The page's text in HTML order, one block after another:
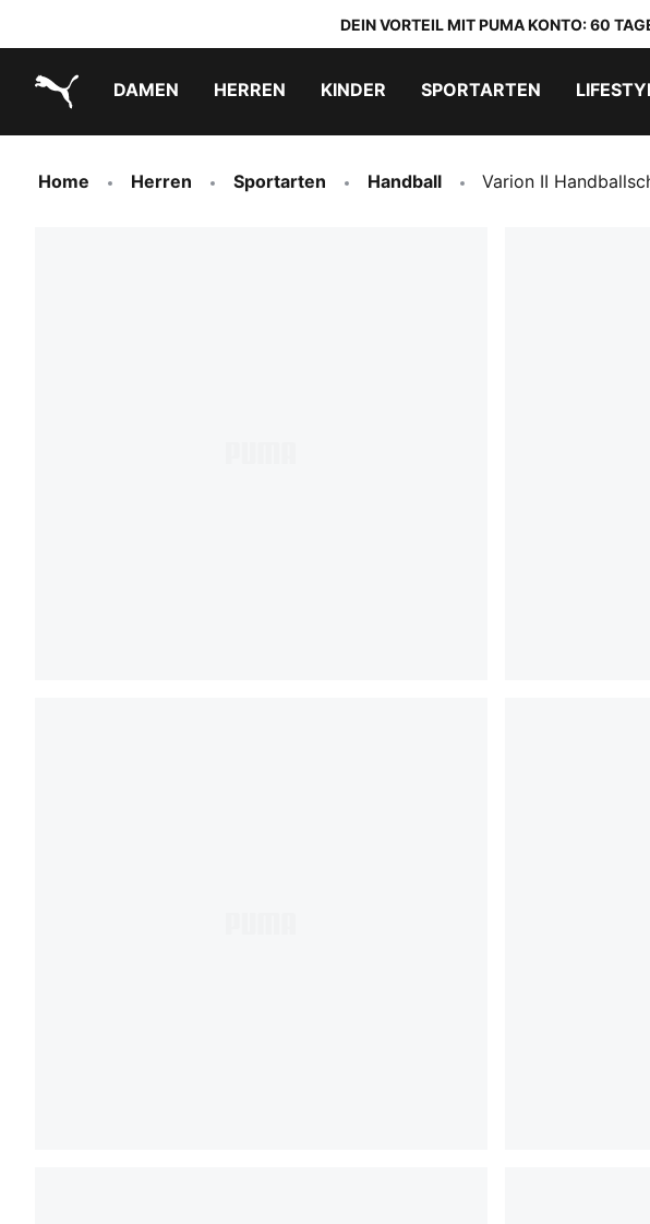
DEIN VORTEIL MIT PUMA KONTO: 60
DAMEN HERREN KINDER SPORTARTEN
Home Herren Sportarten Handball Varion II